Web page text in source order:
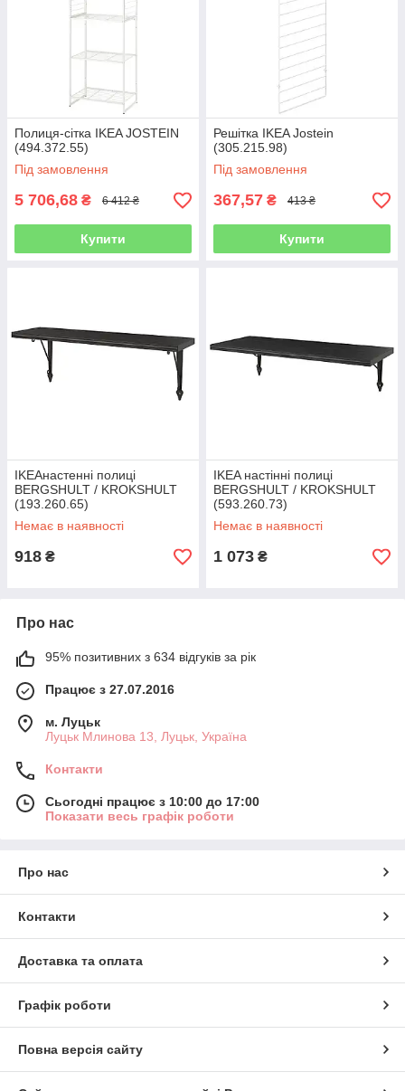
Полиця-сітка IKEA JOSTEIN
(494.372.55)
Під замовлення
5 706,68 ₴ 6 412 ₴
Купити
Решітка IKEA Jostein
(305.215.98)
Під замовлення
367,57 ₴ 413 ₴
Купити
IKEAнастенні полиці
BERGSHULT / KROKSHULT
(193.260.65)
Немає в наявності
918 ₴
IKEA настінні полиці
BERGSHULT / KROKSHULT
(593.260.73)
Немає в наявності
1 073 ₴
Про нас
95% позитивних з 634 відгуків за рік
Працює з 27.07.2016
м. Луцьк
Луцьк Млинова 13, Луцьк, Україна
Контакти
Сьогодні працює з 10:00 до 17:00
Показати весь графік роботи
Про нас
Контакти
Доставка та оплата
Графік роботи
Повна версія сайту